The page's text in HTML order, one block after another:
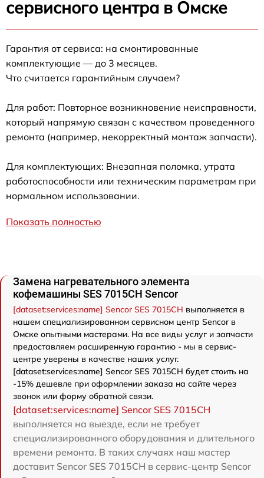
сервисного центра в Омске
Гарантия от сервиса: на смонтированные
комплектующие — до 3 месяцев.
Что считается гарантийным случаем?
Для работ: Повторное возникновение неисправности,
который напрямую связан с качеством проведенного
ремонта (например, некорректный монтаж запчасти).
Для комплектующих: Внезапная поломка, утрата
работоспособности или техническим параметрам при
нормальном использовании.
Показать полностью
Замена нагревательного элемента
кофемашины SES 7015CH Sencor
[dataset:services:name] Sencor SES 7015CH выполняется в
нашем специализированном сервисном центр Sencor в
Омске опытными мастерами. На все виды услуг и запчасти
предоставляем расширенную гарантию - мы в сервис-
центре уверены в качестве наших услуг.
[dataset:services:name] Sencor SES 7015CH будет стоить на
-15% дешевле при оформлении заказа на сайте через
звонок или форму обратной связи.
[dataset:services:name] Sencor SES 7015CH
выполняется на выезде, если не требует
специализированного оборудования и длительного
времени ремонта. В таких случаях наш мастер
доставит Sencor SES 7015CH в сервис-центр Sencor